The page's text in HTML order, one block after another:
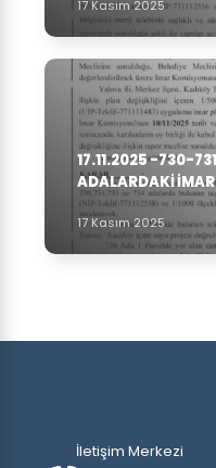
17 Kasım 2025
17.11.2025 -730-
ADALARDAKI
17 Kasım 2025
İletişim Merkezi